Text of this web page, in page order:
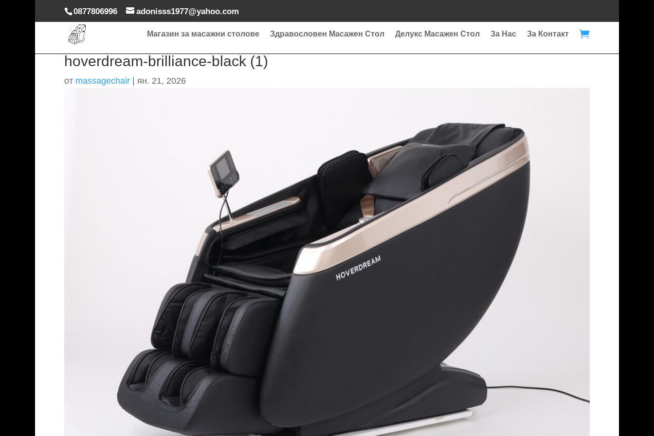
0877806996 adonisss1977@yahoo.com
Магазин за масажни столове Здравословен Масажен Стол Делукс Масажен Стол За Нас За Контакт 
hoverdream-brilliance-black (1)
от massagechair ян. 21, 2026